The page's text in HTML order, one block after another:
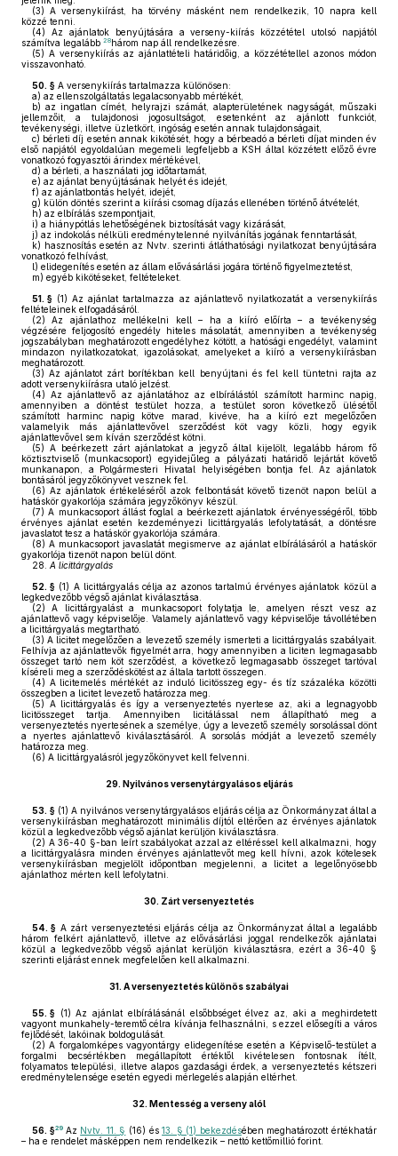
(3) A versenykiírást, ha törvény másként nem rendelkezik, 10 napra kell
közzé tenni.
(4) Az ajánlatok benyújtására a verseny-kiírás közzététel utolsó napjától
számítva legalább 28három nap áll rendelkezésre.
(5) A versenykiírás az ajánlattételi határidőig, a közzététellel azonos módon
visszavonható.
50. § A versenykiírás tartalmazza különösen:
a) az ellenszolgáltatás legalacsonyabb mértékét,
b) az ingatlan címét, helyrajzi számát, alapterületének nagyságát, műszaki
jellemzőit, a tulajdonosi jogosultságot, esetenként az ajánlott funkciót,
tevékenységi, illetve üzletkört, ingóság esetén annak tulajdonságait,
c) bérleti díj esetén annak kikötését, hogy a bérbeadó a bérleti díjat minden év
első napjától egyoldalúan megemeli legfeljebb a KSH által közzétett előző évre
vonatkozó fogyasztói árindex mértékével,
d) a bérleti, a használati jog időtartamát,
e) az ajánlat benyújtásának helyét és idejét,
f) az ajánlatbontás helyét, idejét,
g) külön döntés szerint a kiírási csomag díjazás ellenében történő átvételét,
h) az elbírálás szempontjait,
i) a hiánypótlás lehetőségének biztosítását vagy kizárását,
j) az indokolás nélküli eredménytelenné nyilvánítás jogának fenntartását,
k) hasznosítás esetén az Nvtv. szerinti átláthatósági nyilatkozat benyújtására
vonatkozó felhívást,
l) elidegenítés esetén az állam elővásárlási jogára történő figyelmeztetést,
m) egyéb kikötéseket, feltételeket.
51. § (1) Az ajánlat tartalmazza az ajánlattevő nyilatkozatát a versenykiírás
feltételeinek elfogadásáról.
(2) Az ajánlathoz mellékelni kell – ha a kiíró előírta – a tevékenység
végzésére feljogosító engedély hiteles másolatát, amennyiben a tevékenység
jogszabályban meghatározott engedélyhez kötött, a hatósági engedélyt, valamint
mindazon nyilatkozatokat, igazolásokat, amelyeket a kiíró a versenykiírásban
meghatározott.
(3) Az ajánlatot zárt borítékban kell benyújtani és fel kell tüntetni rajta az
adott versenykiírásra utaló jelzést.
(4) Az ajánlattevő az ajánlatához az elbírálástól számított harminc napig,
amennyiben a döntést testület hozza, a testület soron következő ülésétől
számított harminc napig kötve marad, kivéve, ha a kiíró ezt megelőzően
valamelyik más ajánlattevővel szerződést köt vagy közli, hogy egyik
ajánlattevővel sem kíván szerződést kötni.
(5) A beérkezett zárt ajánlatokat a jegyző által kijelölt, legalább három fő
köztisztviselő (munkacsoport) egyidejűleg a pályázati határidő lejártát követő
munkanapon, a Polgármesteri Hivatal helyiségében bontja fel. Az ajánlatok
bontásáról jegyzőkönyvet vesznek fel.
(6) Az ajánlatok értékeléséről azok felbontását követő tizenöt napon belül a
hatáskör gyakorlója számára jegyzőkönyv készül.
(7) A munkacsoport állást foglal a beérkezett ajánlatok érvényességéről, több
érvényes ajánlat esetén kezdeményezi licittárgyalás lefolytatását, a döntésre
javaslatot tesz a hatáskör gyakorlója számára.
(8) A munkacsoport javaslatát megismerve az ajánlat elbírálásáról a hatáskör
gyakorlója tizenöt napon belül dönt.
28. A licittárgyalás
52. § (1) A licittárgyalás célja az azonos tartalmú érvényes ajánlatok közül a
legkedvezőbb végső ajánlat kiválasztása.
(2) A licittárgyalást a munkacsoport folytatja le, amelyen részt vesz az
ajánlattevő vagy képviselője. Valamely ajánlattevő vagy képviselője távollétében
a licittárgyalás megtartható.
(3) A licitet megelőzően a levezető személy ismerteti a licittárgyalás szabályait.
Felhívja az ajánlattevők figyelmét arra, hogy amennyiben a liciten legmagasabb
összeget tartó nem köt szerződést, a következő legmagasabb összeget tartóval
kíséreli meg a szerződéskötést az általa tartott összegen.
(4) A licitemelés mértékét az induló licitösszeg egy- és tíz százaléka közötti
összegben a licitet levezető határozza meg.
(5) A licittárgyalás és így a versenyeztetés nyertese az, aki a legnagyobb
licitösszeget tartja. Amennyiben licitálással nem állapítható meg a
versenyeztetés nyertesének a személye, úgy a levezető személy sorsolással dönt
a nyertes ajánlattevő kiválasztásáról. A sorsolás módját a levezető személy
határozza meg.
(6) A licittárgyalásról jegyzőkönyvet kell felvenni.
29. Nyilvános versenytárgyalásos eljárás
53. § (1) A nyilvános versenytárgyalásos eljárás célja az Önkormányzat által a
versenykiírásban meghatározott minimális díjtól eltérően az érvényes ajánlatok
közül a legkedvezőbb végső ajánlat kerüljön kiválasztásra.
(2) A 36-40 §-ban leírt szabályokat azzal az eltéréssel kell alkalmazni, hogy
a licittárgyalásra minden érvényes ajánlattevőt meg kell hívni, azok kötelesek
versenykiírásban megjelölt időpontban megjelenni, a licitet a legelőnyösebb
ajánlathoz mérten kell lefolytatni.
30. Zárt versenyeztetés
54. § A zárt versenyeztetési eljárás célja az Önkormányzat által a legalább
három felkért ajánlattevő, illetve az elővásárlási joggal rendelkezők ajánlatai
közül a legkedvezőbb végső ajánlat kerüljön kiválasztásra, ezért a 36-40 §
szerinti eljárást ennek megfelelően kell alkalmazni.
31. A versenyeztetés különös szabályai
55. § (1) Az ajánlat elbírálásánál elsőbbséget élvez az, aki a meghirdetett
vagyont munkahely-teremtő célra kívánja felhasználni, s ezzel elősegíti a város
fejlődését, lakóinak boldogulását.
(2) A forgalomképes vagyontárgy elidegenítése esetén a Képviselő-testület a
forgalmi becsértékben megállapított értéktől kivételesen fontosnak ítélt,
folyamatos települési, illetve alapos gazdasági érdek, a versenyeztetés kétszeri
eredménytelensége esetén egyedi mérlegelés alapján eltérhet.
32. Mentesség a verseny alól
56. §29 Az Nvtv. 11. § (16) és13. § (1) bekezdésében meghatározott értékhatár
– ha e rendelet másképpen nem rendelkezik – nettó kettőmillió forint.